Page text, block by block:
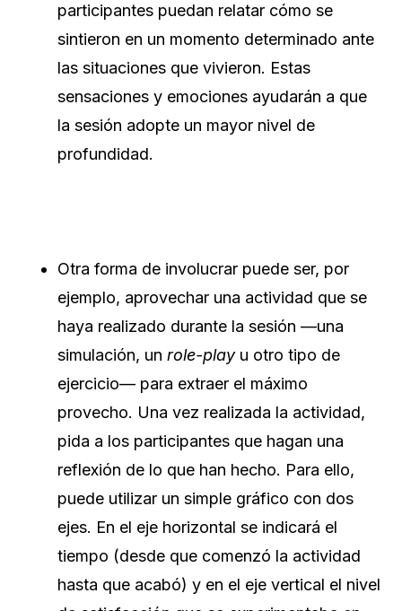
participantes puedan relatar cómo se
sintieron en un momento determinado ante
las situaciones que vivieron. Estas
sensaciones y emociones ayudarán a que
la sesión adopte un mayor nivel de
profundidad.
Otra forma de involucrar puede ser, por
ejemplo, aprovechar una actividad que se
haya realizado durante la sesión —una
simulación, un role-playu otro tipo de
ejercicio— para extraer el máximo
provecho. Una vez realizada la actividad,
pida a los participantes que hagan una
reflexión de lo que han hecho. Para ello,
puede utilizar un simple gráfico con dos
ejes. En el eje horizontal se indicará el
tiempo (desde que comenzó la actividad
hasta que acabó) y en el eje vertical el nivel